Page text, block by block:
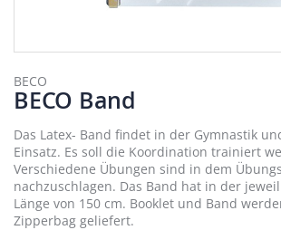
Anfang
der
Bildergalerie
springen
BECO
BECO Band
Das Latex- Band findet in der Gymnastik
Einsatz. Es soll die Koordination trainiert
Verschiedene Übungen sind in dem
nachzuschlagen. Das Band hat in der
Länge von 150 cm. Booklet und Band
Zipperbag geliefert.